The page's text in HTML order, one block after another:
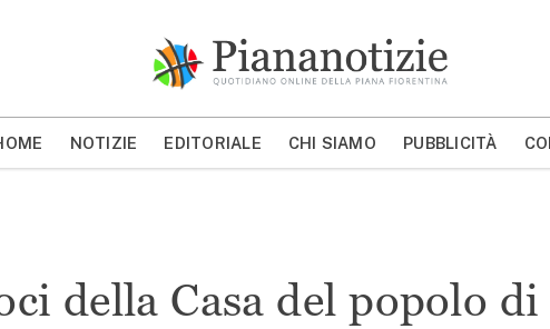
MOSTRA/NASCONDI CERCA
NOTIZIE EDITORIALE CHI SIAMO PUBBLICITÀ
della Casa del popolo di